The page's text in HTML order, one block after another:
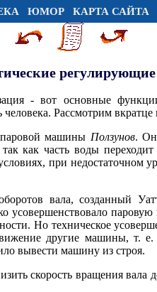
ЮМОР КАРТА САЙТА
регулирующие
- вот основные
Рассмотрим
паровой машины Ползунов.
как часть воды
при недостаточном
вала, созданный
усовершенствовало
Но техническое
другие машины, т. е.
вывести машину из строя.
скорость вращения вала